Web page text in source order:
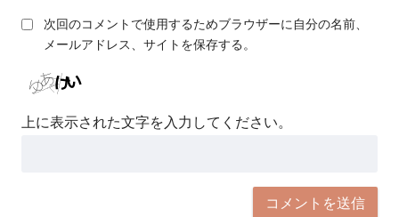
次回のコメントで使用するためブラウザーに自分の名前、
メールアドレス、サイトを保存する。
上に表示された文字を入力してください。